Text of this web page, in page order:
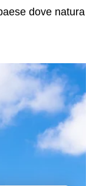
Parco
Sudafrica da